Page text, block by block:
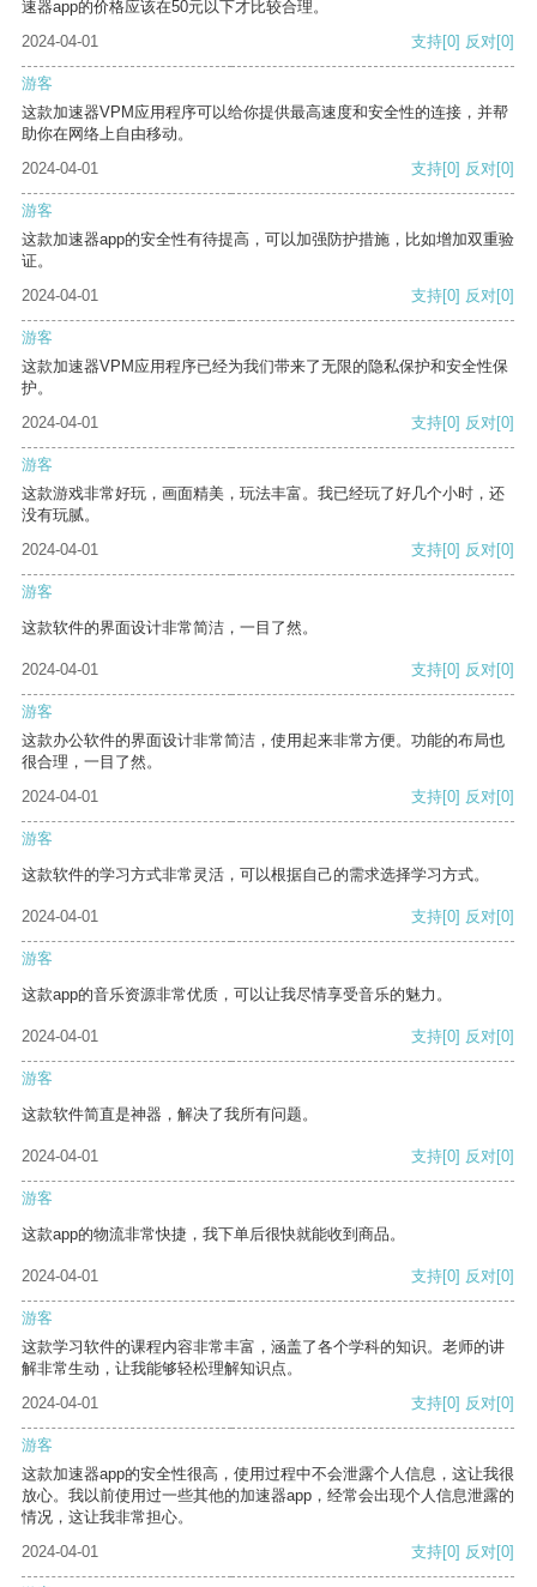
速器app的价格应该在50元以下才比较合理。
2024-04-01
支持[0] 反对[0]
游客
这款加速器VPM应用程序可以给你提供最高速度和安全性的连接，并帮
助你在网络上自由移动。
2024-04-01
支持[0] 反对[0]
游客
这款加速器app的安全性有待提高，可以加强防护措施，比如增加双重验
证。
2024-04-01
支持[0] 反对[0]
游客
这款加速器VPM应用程序已经为我们带来了无限的隐私保护和安全性保
护。
2024-04-01
支持[0] 反对[0]
游客
这款游戏非常好玩，画面精美，玩法丰富。我已经玩了好几个小时，还
没有玩腻。
2024-04-01
支持[0] 反对[0]
游客
这款软件的界面设计非常简洁，一目了然。
2024-04-01 支持[0] 反对[0]
游客
这款办公软件的界面设计非常简洁，使用起来非常方便。功能的布局也
很合理，一目了然。
2024-04-01
支持[0] 反对[0]
游客
这款软件的学习方式非常灵活，可以根据自己的需求选择学习方式。
2024-04-01 支持[0] 反对[0]
游客
这款app的音乐资源非常优质，可以让我尽情享受音乐的魅力。
2024-04-01 支持[0] 反对[0]
游客
这款软件简直是神器，解决了我所有问题。
2024-04-01 支持[0] 反对[0]
游客
这款app的物流非常快捷，我下单后很快就能收到商品。
2024-04-01 支持[0] 反对[0]
游客
这款学习软件的课程内容非常丰富，涵盖了各个学科的知识。老师的讲
解非常生动，让我能够轻松理解知识点。
2024-04-01
支持[0] 反对[0]
游客
这款加速器app的安全性很高，使用过程中不会泄露个人信息，这让我很
放心。我以前使用过一些其他的加速器app，经常会出现个人信息泄露的
情况，这让我非常担心。
2024-04-01
支持[0] 反对[0]